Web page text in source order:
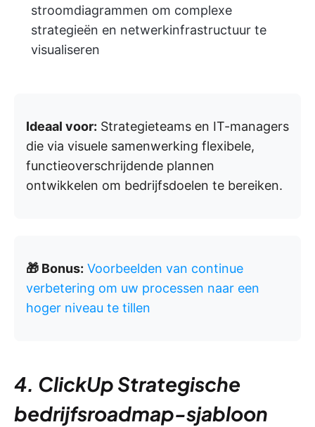
stroomdiagrammen om complexe
strategieën en netwerkinfrastructuur te
visualiseren
Ideaal voor: Strategieteams en IT-managers
die via visuele samenwerking flexibele,
functieoverschrijdende plannen
ontwikkelen om bedrijfsdoelen te bereiken.
🎁 Bonus: Voorbeelden van continue
verbetering om uw processen naar een
hoger niveau te tillen
4. ClickUp Strategische
bedrijfsroadmap-sjabloon